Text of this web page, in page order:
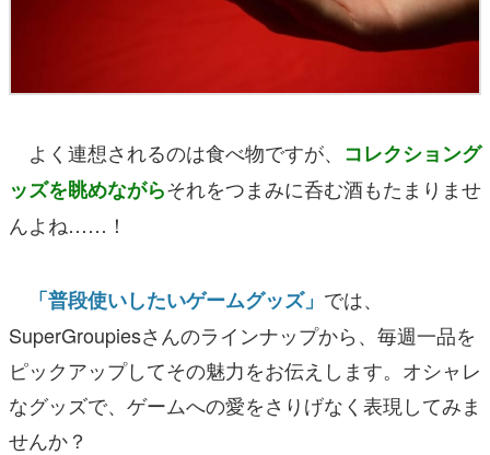
よく連想されるのは食べ物ですが、 コレクショング
ッズを眺めながらそれをつまみに呑む酒もたまりませ
んよね……！
「普段使いしたいゲームグッズ」 では、
SuperGroupiesさんのラインナップから、毎週一品を
ピックアップしてその魅力をお伝えします。オシャレ
なグッズで、ゲームへの愛をさりげなく表現してみま
せんか？